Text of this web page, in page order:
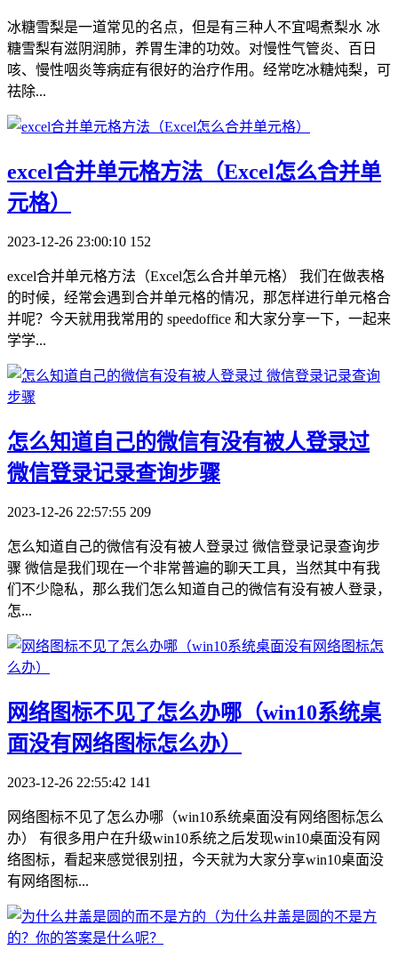
冰糖雪梨是一道常见的名点，但是有三种人不宜喝煮梨水 冰
糖雪梨有滋阴润肺，养胃生津的功效。对慢性气管炎、百日
咳、慢性咽炎等病症有很好的治疗作用。经常吃冰糖炖梨，可
祛除...
​excel合并单元格方法（Excel怎么合并单
元格）
2023-12-26 23:00:10 152
excel合并单元格方法（Excel怎么合并单元格） 我们在做表格
的时候，经常会遇到合并单元格的情况，那怎样进行单元格合
并呢？今天就用我常用的 speedoffice 和大家分享一下，一起来
学学...
​怎么知道自己的微信有没有被人登录过
微信登录记录查询步骤
2023-12-26 22:57:55 209
怎么知道自己的微信有没有被人登录过 微信登录记录查询步
骤 微信是我们现在一个非常普遍的聊天工具，当然其中有我
们不少隐私，那么我们怎么知道自己的微信有没有被人登录，
怎...
​网络图标不见了怎么办哪（win10系统桌
面没有网络图标怎么办）
2023-12-26 22:55:42 141
网络图标不见了怎么办哪（win10系统桌面没有网络图标怎么
办） 有很多用户在升级win10系统之后发现win10桌面没有网
络图标，看起来感觉很别扭，今天就为大家分享win10桌面没
有网络图标...